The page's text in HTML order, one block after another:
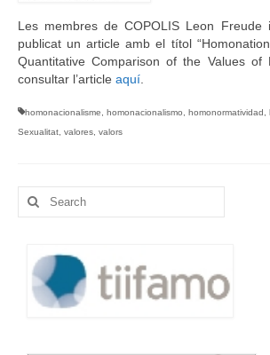
Les membres de COPOLIS Leon Freude
publicat un article amb el títol
Quantitative Comparison of the Values of
consultar l’article aquí
homonacionalisme homonacionalismo homonormatividad
Sexualitat valores valors
Search
for: